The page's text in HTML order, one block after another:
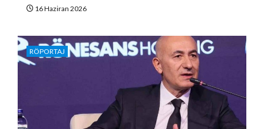
16 Haziran 2026
RÖPORTAJ